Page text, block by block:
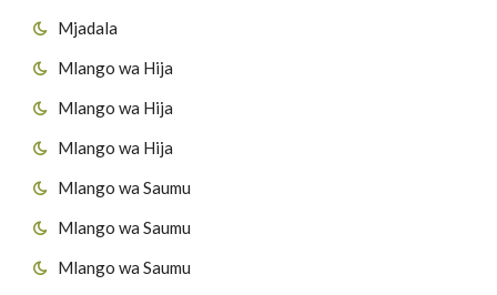
Mjadala
Mlango wa Hija
Mlango wa Hija
Mlango wa Hija
Mlango wa Saumu
Mlango wa Saumu
Mlango wa Saumu